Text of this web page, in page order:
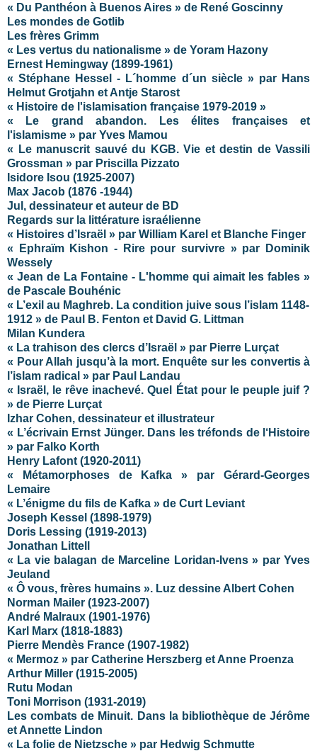
« Du Panthéon à Buenos Aires » de René Goscinny
Les mondes de Gotlib
Les frères Grimm
« Les vertus du nationalisme » de Yoram Hazony
Ernest Hemingway (1899-1961)
« Stéphane Hessel - L´homme d´un siècle » par Hans
Helmut Grotjahn et Antje Starost
« Histoire de l'islamisation française 1979-2019 »
« Le grand abandon. Les élites françaises et
l'islamisme » par Yves Mamou
« Le manuscrit sauvé du KGB. Vie et destin de Vassili
Grossman » par Priscilla Pizzato
Isidore Isou (1925-2007)
Max Jacob (1876 -1944)
Jul, dessinateur et auteur de BD
Regards sur la littérature israélienne
« Histoires d’Israël » par William Karel et Blanche Finger
« Ephraïm Kishon - Rire pour survivre » par Dominik
Wessely
« Jean de La Fontaine - L'homme qui aimait les fables »
de Pascale Bouhénic
« L’exil au Maghreb. La condition juive sous l’islam 1148-
1912 » de Paul B. Fenton et David G. Littman
Milan Kundera
« La trahison des clercs d’Israël » par Pierre Lurçat
« Pour Allah jusqu’à la mort. Enquête sur les convertis à
l’islam radical » par Paul Landau
« Israël, le rêve inachevé. Quel État pour le peuple juif ?
» de Pierre Lurçat
Izhar Cohen, dessinateur et illustrateur
« L’écrivain Ernst Jünger. Dans les tréfonds de l‘Histoire
» par Falko Korth
Henry Lafont (1920-2011)
« Métamorphoses de Kafka » par Gérard-Georges
Lemaire
« L’énigme du fils de Kafka » de Curt Leviant
Joseph Kessel (1898-1979)
Doris Lessing (1919-2013)
Jonathan Littell
« La vie balagan de Marceline Loridan-Ivens » par Yves
Jeuland
« Ô vous, frères humains ». Luz dessine Albert Cohen
Norman Mailer (1923-2007)
André Malraux (1901-1976)
Karl Marx (1818-1883)
Pierre Mendès France (1907-1982)
« Mermoz » par Catherine Herszberg et Anne Proenza
Arthur Miller (1915-2005)
Rutu Modan
Toni Morrison (1931-2019)
Les combats de Minuit. Dans la bibliothèque de Jérôme
et Annette Lindon
« La folie de Nietzsche » par Hedwig Schmutte